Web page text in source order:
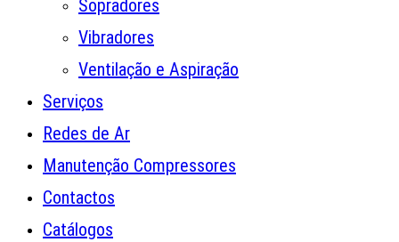
Sopradores
Vibradores
Ventilação e Aspiração
Serviços
Redes de Ar
Manutenção Compressores
Contactos
Catálogos